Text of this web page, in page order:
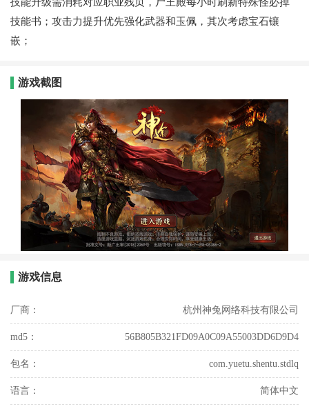
技能书；攻击力提升优先强化武器和玉佩，其次考虑宝石镶
嵌；
游戏截图
游戏信息
厂商： 杭州神兔网络科技有限公司
md5： 56B805B321FD09A0C09A55003DD6D9D4
包名： com.yuetu.shentu.stdlq
语言： 简体中文